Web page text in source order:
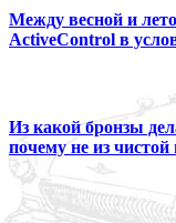
Между весной и
ActiveControl в
Из какой бронзы
почему не из чистой